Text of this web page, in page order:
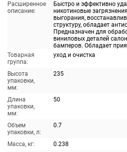
Расширенное
описание:
Быстро и эффективно
никотиновые
выгорания,
структуру, обладает
Предназначен для
виниловых деталей
бамперов. Обладает
Товарная
группа:
уход и очистка
Высота
упаковки,
мм:
235
Длина
упаковки,
мм:
50
Объем
упаковки, л:
0.7
Масса, кг:
0.238